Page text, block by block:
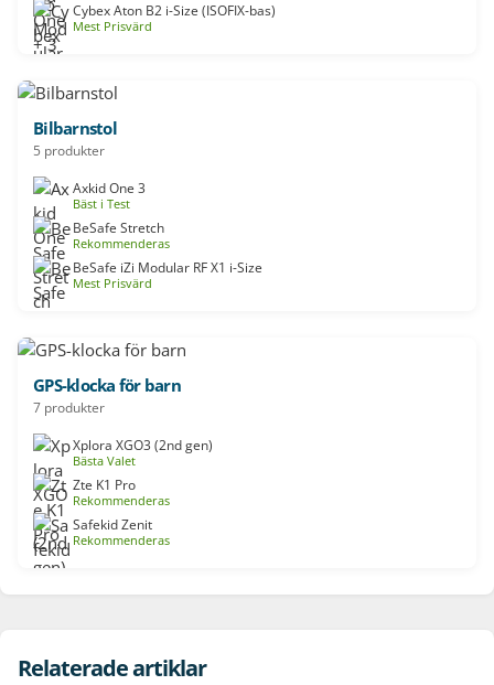
Cybex Aton B2 i-Size (ISOFIX-bas)
Mest Prisvärd
Bilbarnstol
5 produkter
Axkid One 3
Bäst i Test
BeSafe Stretch
Rekommenderas
BeSafe iZi Modular RF X1 i-Size
Mest Prisvärd
GPS-klocka för barn
7 produkter
Xplora XGO3 (2nd gen)
Bästa Valet
Zte K1 Pro
Rekommenderas
Safekid Zenit
Rekommenderas
Relaterade artiklar